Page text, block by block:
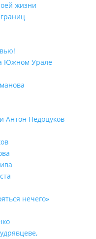
жизни
Южном Урале
Антон Недоцуков
нечего»